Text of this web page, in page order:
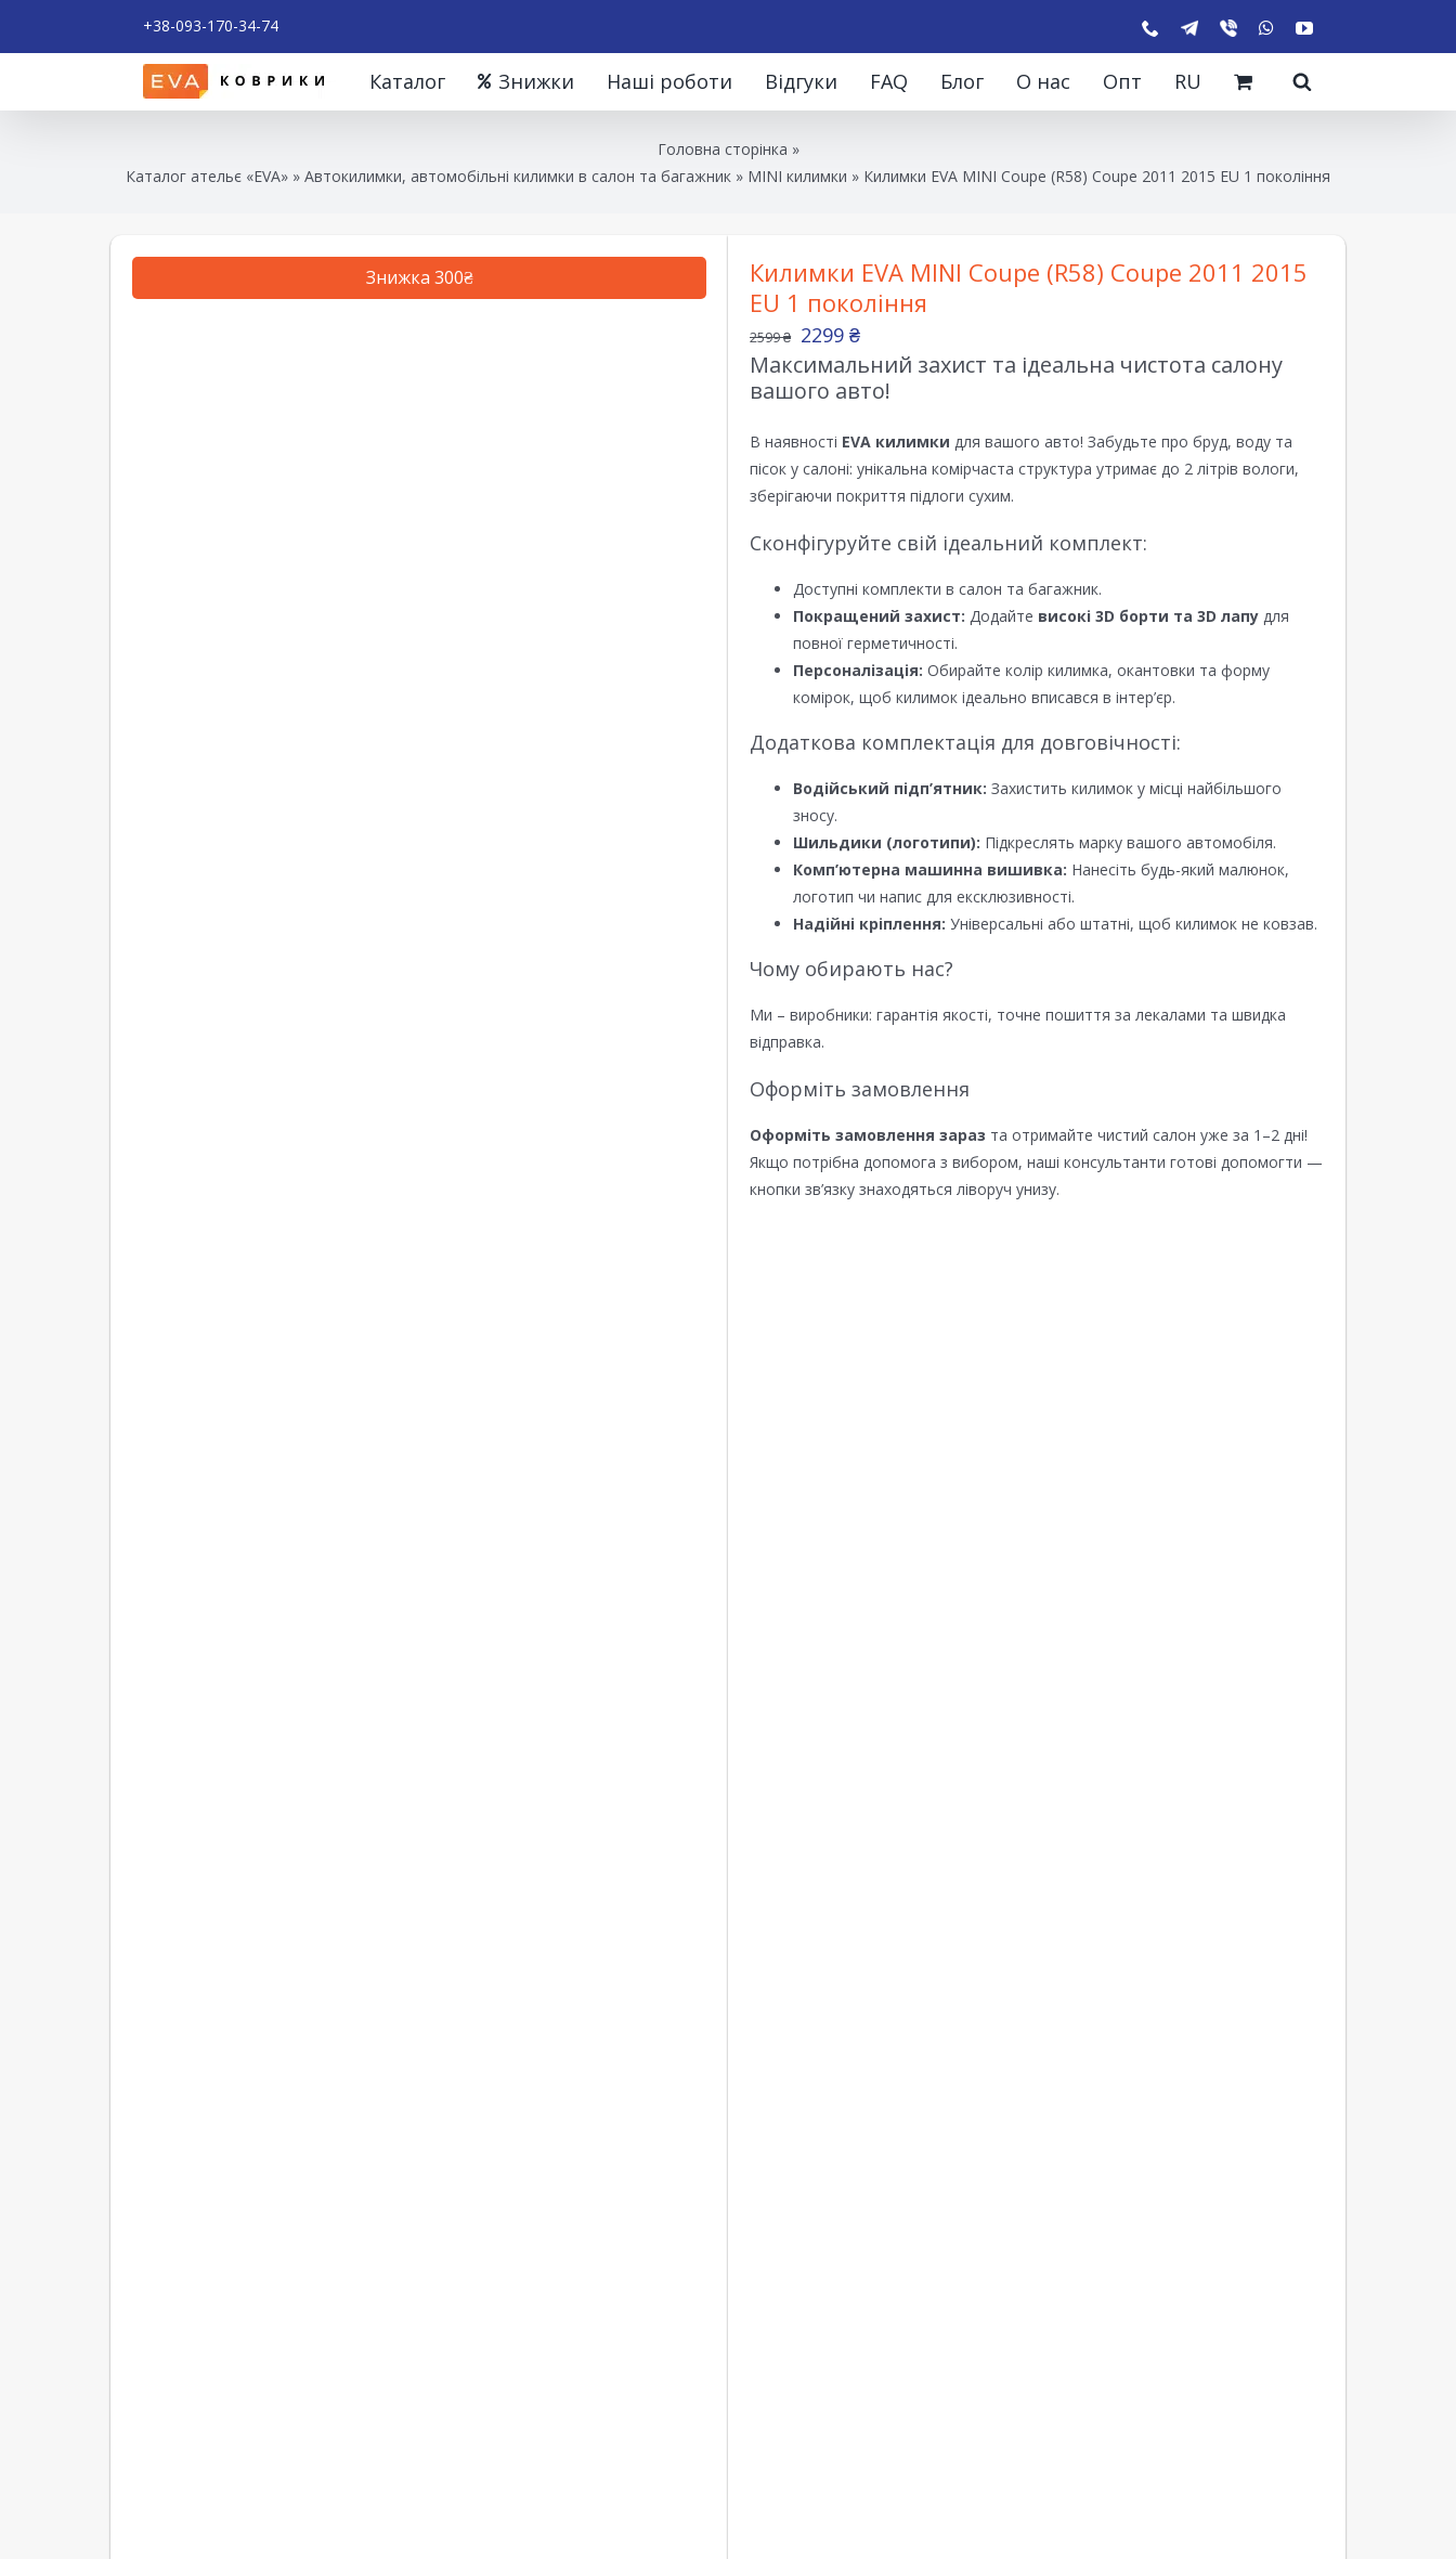
+38-093-170-34-74
Каталог Знижки Наші роботи Відгуки FAQ Блог О нас Опт RU
Головна сторінка »
Каталог ательє «EVA» » Автокилимки, автомобільні килимки в салон та багажник » MINI килимки » Килимки EVA MINI Coupe (R58) Coupe 2011 2015 EU 1 покоління
Знижка 300₴
Килимки EVA MINI Coupe (R58) Coupe 2011 2015
EU 1 покоління
2599₴ 2299 ₴
Максимальний захист та ідеальна чистота салону
вашого авто!
В наявності EVA килимки для вашого авто! Забудьте про бруд, воду та
пісок у салоні: унікальна комірчаста структура утримає до 2 літрів вологи,
зберігаючи покриття підлоги сухим.
Сконфігуруйте свій ідеальний комплект:
Доступні комплекти в салон та багажник.
Покращений захист: Додайте високі 3D борти та 3D лапу для
повної герметичності.
Персоналізація: Обирайте колір килимка, окантовки та форму
комірок, щоб килимок ідеально вписався в інтер’єр.
Додаткова комплектація для довговічності:
Водійський підп’ятник: Захистить килимок у місці найбільшого
зносу.
Шильдики (логотипи): Підкреслять марку вашого автомобіля.
Комп’ютерна машинна вишивка: Нанесіть будь-який малюнок,
логотип чи напис для ексклюзивності.
Надійні кріплення: Універсальні або штатні, щоб килимок не ковзав.
Чому обирають нас?
Ми – виробники: гарантія якості, точне пошиття за лекалами та швидка
відправка.
Оформіть замовлення
Оформіть замовлення зараз та отримайте чистий салон уже за 1–2 дні!
Якщо потрібна допомога з вибором, наші консультанти готові допомогти —
кнопки зв’язку знаходяться ліворуч унизу.